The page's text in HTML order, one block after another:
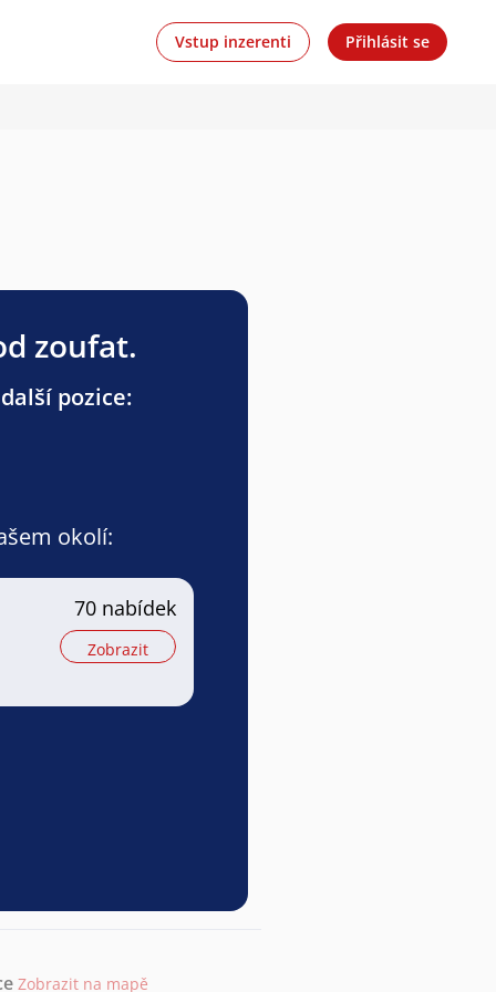
Vstup inzerenti Přihlásit se
zoufat.
pozice:
okolí:
70 nabídek
Zobrazit
Zobrazit na mapě